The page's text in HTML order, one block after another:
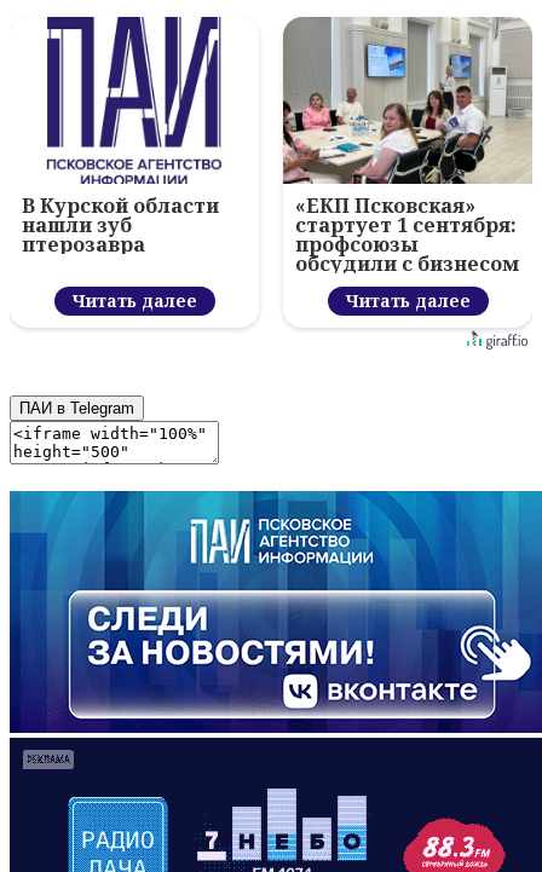
В Курской области
нашли зуб
птерозавра
Читать далее
«ЕКП Псковская»
стартует 1 сентября:
профсоюзы
обсудили с бизнесом
новый цифровой
проектЧитать далее
ПАИ в Telegram